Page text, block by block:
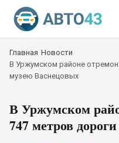
Главная Новости
В Уржумском районе
музею Васнецовых
В Уржумском
747 метров